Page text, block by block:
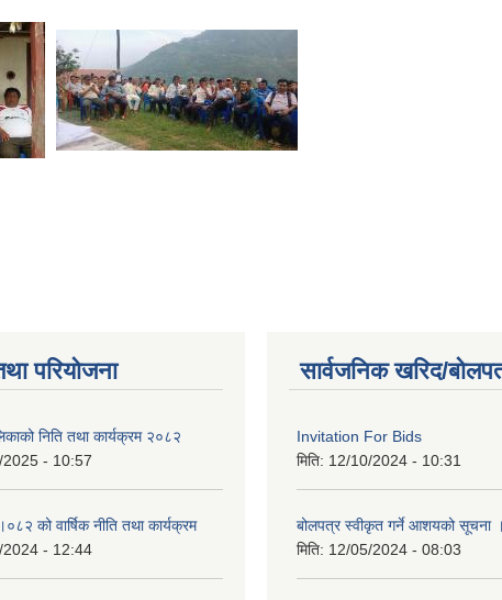
परियोजना
निति तथा कार्यक्रम २०८२
- 10:57
को वार्षिक नीति तथा कार्यक्रम
- 12:44
सार्वजनिक खरिद/
Invitation For Bids
मिति: 12/10/2024 - 10:31
बोलपत्र स्वीकृत गर्ने आशयको सूचना
मिति: 12/05/2024 - 08:03